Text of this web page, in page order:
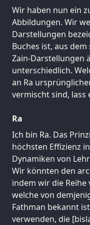
Wir haben nun ein
Abbildungen. Wir
Darstellungen
Buches ist, aus dem
Zain-Darstellungen
unterschiedlich.
an Ra
vermischt sind, lass
Ra
Ich bin Ra. Das
höchsten Effizienz
Dynamiken von
Wir könnten den
indem wir die
welche von
Fathman bekannt
verwenden, die